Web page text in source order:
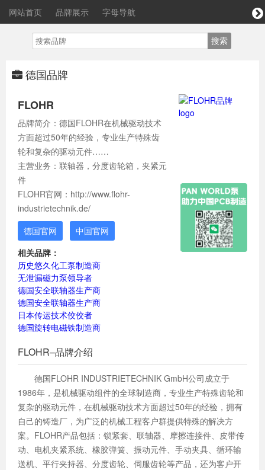
网站首页 品牌展示 字母导航
德国品牌
FLOHR
品牌简介：德国FLOHR在机械驱动技术
方面超过50年的经验，专业生产特殊齿
轮和复杂的驱动元件……
主营业务：联轴器，分度齿轮箱，夹紧元
件
FLOHR官网：http://www.flohr-
industrietechnik.de/
德国官网
中国官网
相关品牌：
历史悠久化工泵制造商
无泄漏磁力泵领导者
德国安全联轴器生产商
德国安全联轴器生产商
日本传运技术佼佼者
德国旋转电磁铁制造商
FLOHR–品牌介绍
德国FLOHR INDUSTRIETECHNIK GmbH公司成立于
1986年，是机械驱动组件的全球制造商，专业生产特殊齿轮和
复杂的驱动元件，在机械驱动技术方面超过50年的经验，拥有
自己的铸造厂，为广泛的机械工程客户群提供特殊的解决方
案。FLOHR产品包括：锁紧套、联轴器、摩擦连接件、皮带传
动、电机夹紧系统、橡胶弹簧、振动元件、手动夹具、循环输
送机、平行夹持器、分度齿轮、伺服齿轮等产品，还为客户开